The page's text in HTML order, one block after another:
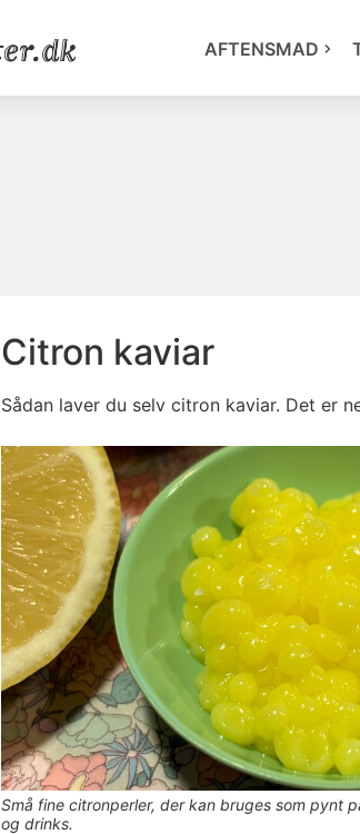
AFTENSMAD
Citron kaviar
Sådan laver du selv citron kaviar. Det er
Små fine citronperler, der kan bruges som pynt
og drinks.